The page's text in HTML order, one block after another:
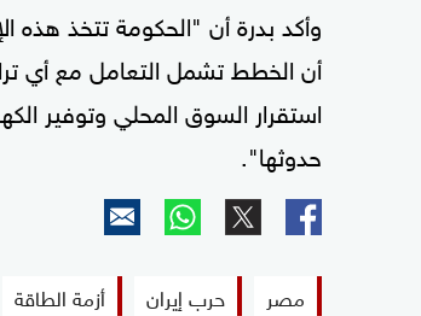
وأكد بدرة أن "الحكومة تتخذ هذه
أن الخطط تشمل التعامل مع أي
استقرار السوق المحلي وتوفير
حدوثها".
مصر حرب إيران أزمة الطاقة